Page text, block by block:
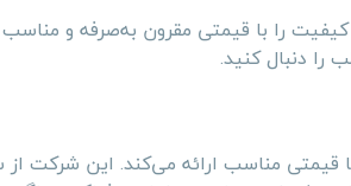
را با قیمتی مقرون به‌صرفه و مناسب
را دنبال کنید.